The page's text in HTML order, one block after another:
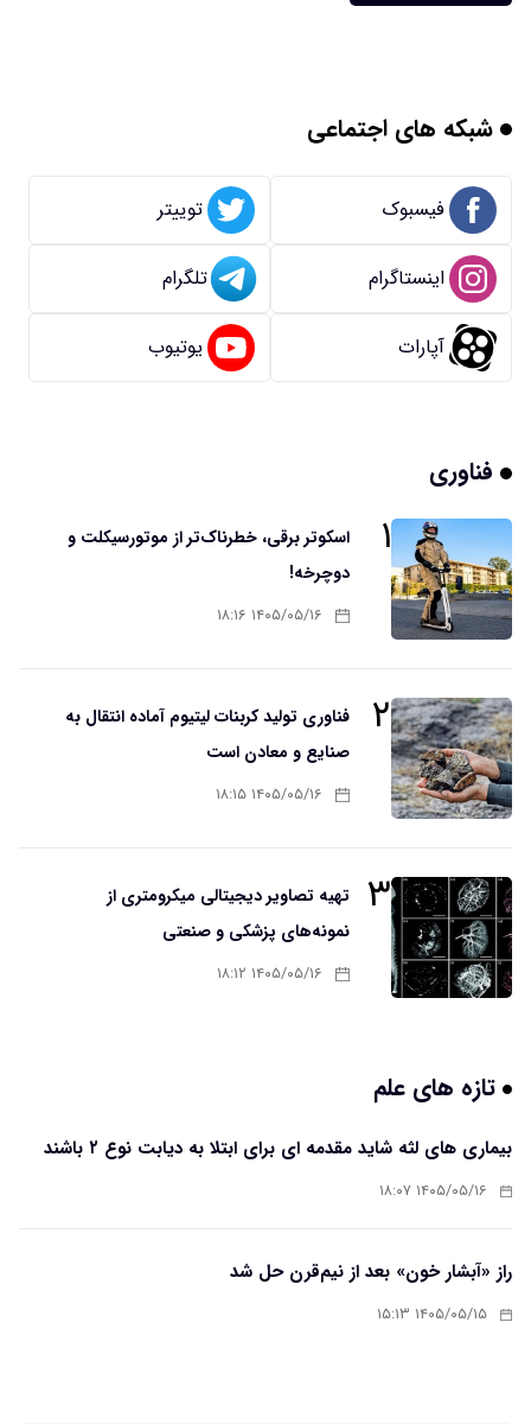
شبکه های اجتماعی
فیسبوک توییتر
اینستاگرام تلگرام
آپارات یوتیوب
فناوری
۱
اسکوتر برقی، خطرناک‌تر از موتورسیکلت و
دوچرخه!
۱۴۰۵/۰۵/۱۶ ۱۸:۱۶
۲
فناوری تولید کربنات لیتیوم آماده انتقال به
صنایع و معادن است
۱۴۰۵/۰۵/۱۶ ۱۸:۱۵
۳
تهیه تصاویر دیجیتالی میکرومتری از
نمونه‌های پزشکی و صنعتی
۱۴۰۵/۰۵/۱۶ ۱۸:۱۲
تازه های علم
بیماری های لثه شاید مقدمه ای برای ابتلا به دیابت نوع ۲ باشند
۱۴۰۵/۰۵/۱۶ ۱۸:۰۷
راز «آبشار خون» بعد از نیم‌قرن حل شد
۱۴۰۵/۰۵/۱۵ ۱۵:۱۳